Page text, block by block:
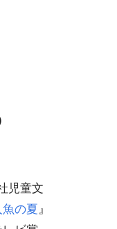
児童文
魚の夏』